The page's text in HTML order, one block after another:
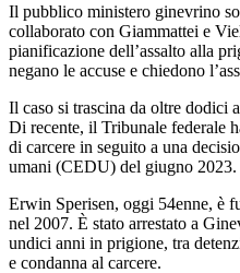
Il pubblico ministero ginevrino
collaborato con Giammattei e
pianificazione dell’assalto alla
negano le accuse e chiedono
Il caso si trascina da oltre dodici
Di recente, il Tribunale federale
di carcere in seguito a una
umani (CEDU) del giugno 2023.
Erwin Sperisen, oggi 54enne, è
nel 2007. È stato arrestato a
undici anni in prigione, tra
e condanna al carcere.